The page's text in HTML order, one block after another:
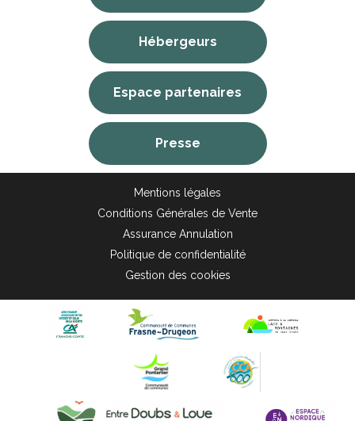
Hébergeurs
Espace partenaires
Presse
Mentions légales
Conditions Générales de Vente
Assurance Annulation
Politique de confidentialité
Gestion des cookies